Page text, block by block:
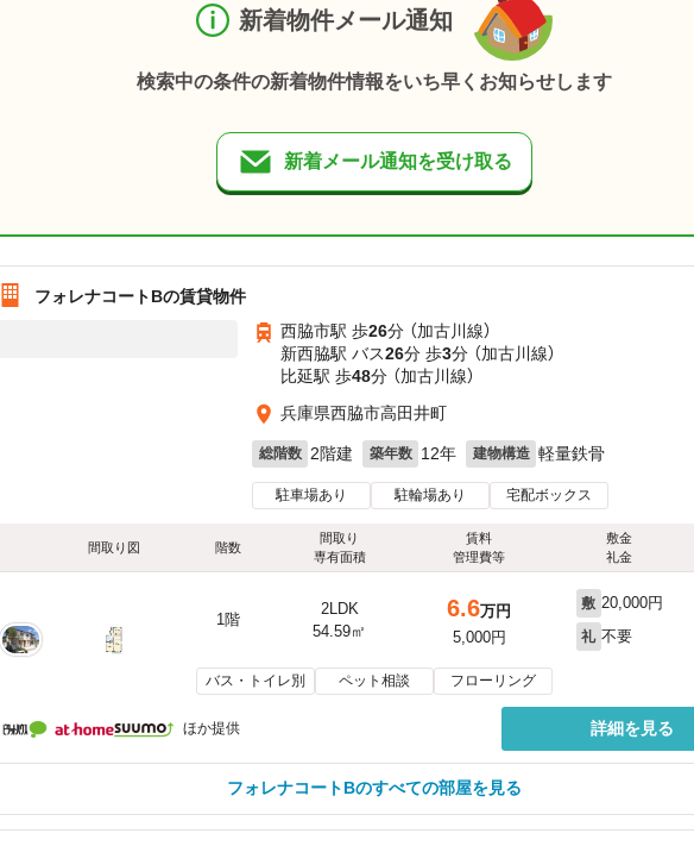
新着物件メール通知
検索中の条件の新着物件情報をいち早くお知らせします
新着メール通知を受け取る
フォレナコートBの賃貸物件
西脇市駅 歩26分 （加古川線）
新西脇駅 バス26分 歩3分 （加古川線）
比延駅 歩48分 （加古川線）
兵庫県西脇市高田井町
総階数 2階建 築年数 12年 建物構造 軽量鉄骨
駐車場あり 駐輪場あり 宅配ボックス
間取り図 階数
間取り
専有面積
賃料
管理費等
敷金
礼金
1階
2LDK
54.59㎡
6.6万円
5,000円
敷 20,000円
礼 不要
バス・トイレ別 ペット相談 フローリング
ほか提供 詳細を見る
フォレナコートBのすべての部屋を見る